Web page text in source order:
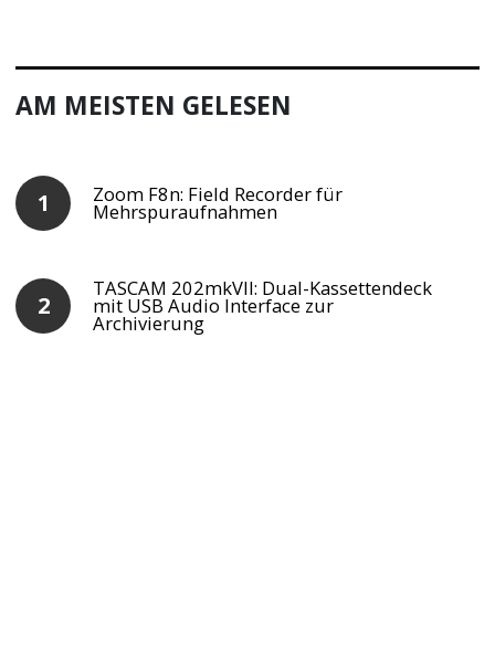
AM MEISTEN GELESEN
Zoom F8n: Field Recorder für
Mehrspuraufnahmen
TASCAM 202mkVII: Dual-Kassettendeck
mit USB Audio Interface zur
Archivierung